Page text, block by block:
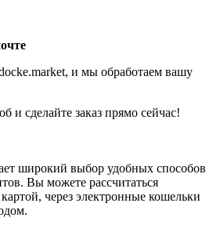
и мы обработаем вашу
и сделайте заказ прямо сейчас!
широкий выбор удобных способов
Вы можете рассчитаться
через электронные кошельки